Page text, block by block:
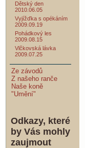
Dětský den
2010.06.05
Vyjížďka s opékáním
2009.09.19
Pohádkový les
2009.08.15
Vlčkovská lávka
2009.07.25
Ze závodů
Z našeho ranče
Naše koně
"Umění"
Odkazy, které
by Vás mohly
zaujmout